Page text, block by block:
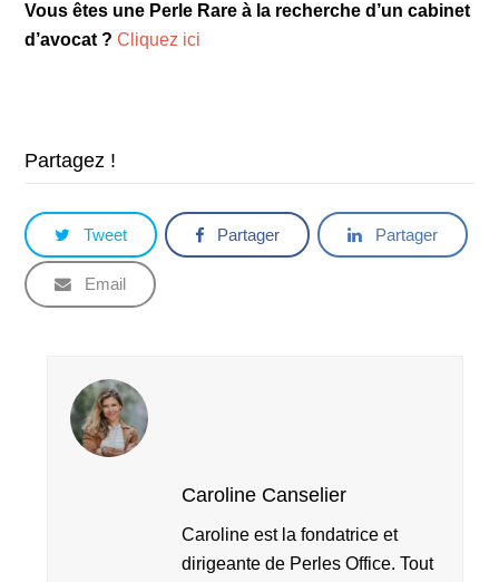
Vous êtes une Perle Rare à la recherche d’un cabinet
d’avocat ?Cliquez ici
Partagez !
Tweet Partager Partager
Email
Caroline Canselier
Caroline est la fondatrice et
dirigeante de Perles Office. Tout